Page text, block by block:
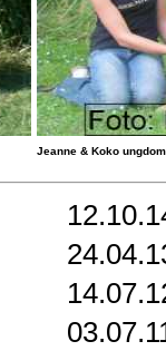
Jeanne & Koko